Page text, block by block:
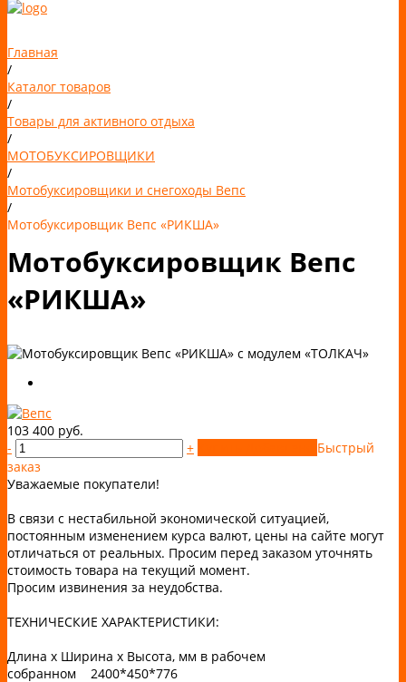
Главная
/
Каталог товаров
/
Товары для активного отдыха
/
МОТОБУКСИРОВЩИКИ
/
Мотобуксировщики и снегоходы Вепс
/
Мотобуксировщик Вепс «РИКША»
Мотобуксировщик Вепс
«РИКША»
103 400 руб.
-
+
Быстрый
заказ
Уважаемые покупатели!
В связи с нестабильной экономической ситуацией,
постоянным изменением курса валют, цены на сайте могут
отличаться от реальных. Просим перед заказом уточнять
стоимость товара на текущий момент.
Просим извинения за неудобства.
ТЕХНИЧЕСКИЕ ХАРАКТЕРИСТИКИ:
Длина х Ширина х Высота, мм в рабочем
собранном 2400*450*776